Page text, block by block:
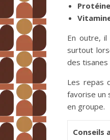
En outre, il
surtout
des tisanes
Les repas
favorise un
en groupe.
Conseils